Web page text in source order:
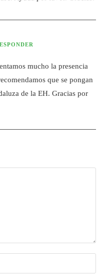
mucho la presencia
que se pongan
de la EH. Gracias por